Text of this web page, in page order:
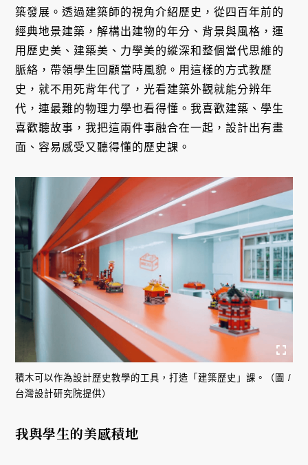
築發展。透過建築師的視角介紹歷史，從四百年前的
經典地景建築，解構出建物的年分、背景與風格，運
用歷史美、建築美、力學美的縱深和整個當代思維的
脈絡，帶領學生回顧當時風貌。用這樣的方式教歷
史，就不用死背年代了，光看建築外觀就能分辨年
代，連最難的物理力學也看得懂。我喜歡建築、學生
喜歡聽故事，我把這兩件事融合在一起，設計出有畫
面、容易感受又聽得懂的歷史課。
積木可以作為設計歷史教學的工具，打造「建築歷史」課。（圖 /
台灣設計研究院提供）
我與學生的美感積地